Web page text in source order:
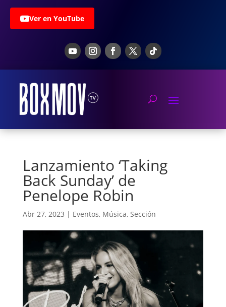
Ver en YouTube
Lanzamiento ‘Taking
Back Sunday’ de
Penelope Robin
Abr 27, 2023 | Eventos, Música, Sección